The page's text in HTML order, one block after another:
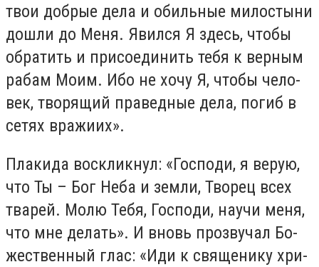
твои доб­рые де­ла и обиль­ные ми­ло­сты­ни
до­шли до Ме­ня. Явил­ся Я здесь, чтобы
об­ра­тить и при­со­еди­нить те­бя к вер­ным
ра­бам Мо­им. Ибо не хо­чу Я, чтобы че­ло­
век, тво­ря­щий пра­вед­ные де­ла, по­гиб в
се­тях вра­жи­их».
Пла­ки­да вос­клик­нул: «Гос­по­ди, я ве­рую,
что Ты – Бог Неба и зем­ли, Тво­рец всех
тва­рей. Мо­лю Те­бя, Гос­по­ди, на­учи ме­ня,
что мне де­лать». И вновь про­зву­чал Бо­
же­ствен­ный глас: «Иди к свя­ще­ни­ку хри­